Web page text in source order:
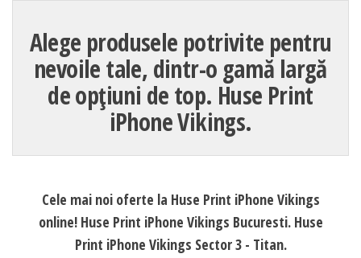
Alege produsele potrivite pentru
nevoile tale, dintr-o gamă largă
de opțiuni de top. Huse Print
iPhone Vikings.
Cele mai noi oferte la Huse Print iPhone Vikings
online! Huse Print iPhone Vikings Bucuresti. Huse
Print iPhone Vikings Sector 3 - Titan.